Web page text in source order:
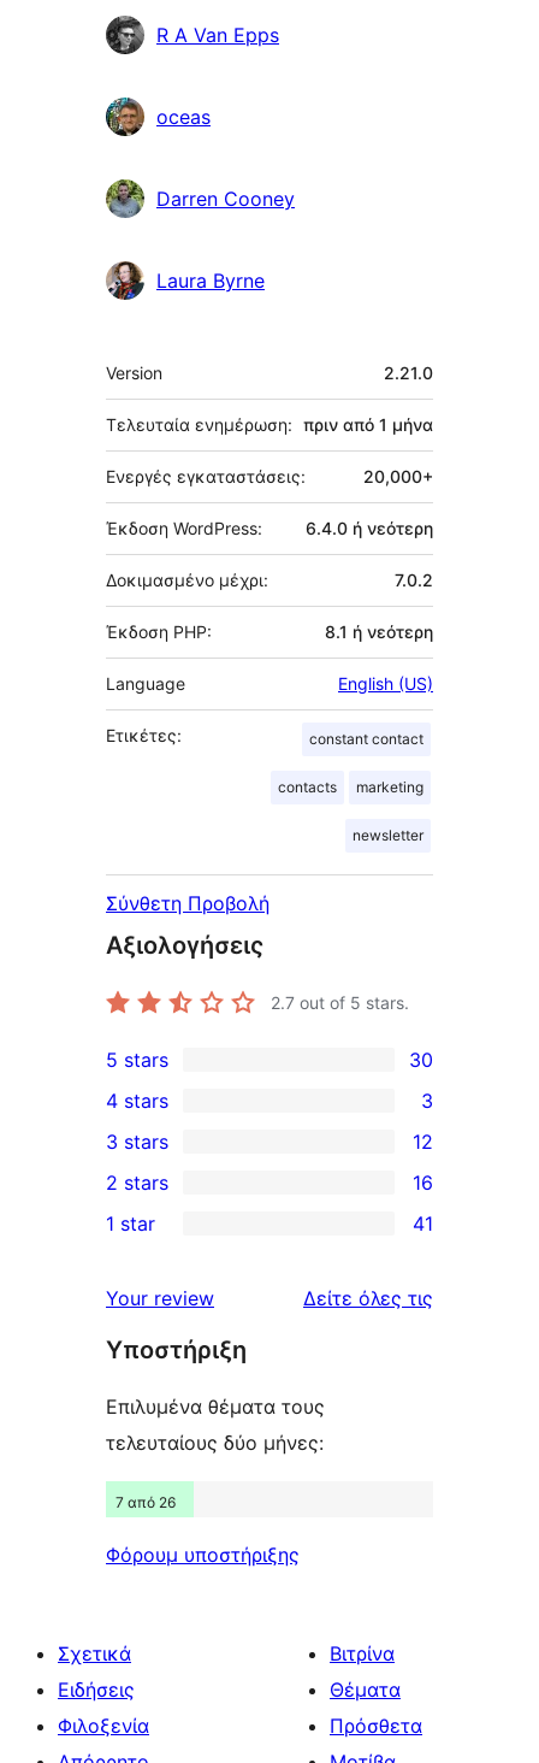
R A Van Epps
oceas
Darren Cooney
Laura Byrne
Μεταστοιχεία
Version 2.21.0
Τελευταία ενημέρωση: πριν από 1 μήνα
Ενεργές εγκαταστάσεις: 20,000+
Έκδοση WordPress: 6.4.0 ή νεότερη
Δοκιμασμένο μέχρι: 7.0.2
Έκδοση PHP: 8.1 ή νεότερη
Language English (US)
Ετικέτες: constant contact
contacts marketing
newsletter
Σύνθετη Προβολή
Αξιολογήσεις
2.7 out of 5 stars.
30
5-
star
reviews
5 stars 30
4-
star
reviews
4 stars 3
12
3-
star
3 stars 12
2-
reviews
2 stars 16
41
star
reviews
1 star 41
Your review Δείτε όλες τις
Υποστήριξη
Επιλυμένα θέματα τους
τελευταίους δύο μήνες:
7 από 26
Φόρουμ υποστήριξης
Σχετικά
Ειδήσεις
Φιλοξενία
Βιτρίνα
Θέματα
Πρόσθετα